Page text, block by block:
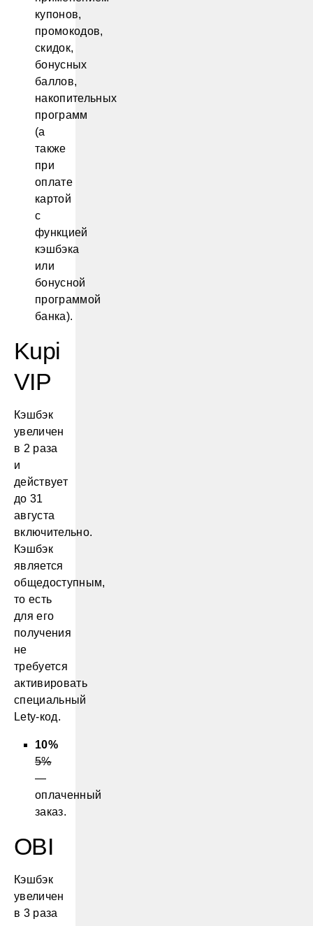
купонов,
промокодов,
скидок,
бонусных
баллов,
накопительных
программ
(а
также
при
оплате
картой
с
функцией
кэшбэка
или
бонусной
программой
банка).
Kupi
VIP
Кэшбэк
увеличен
в 2 раза
и
действует
до 31
августа
включительно.
Кэшбэк
является
общедоступным,
то есть
для его
получения
не
требуется
активировать
специальный
Lety-код.
10%
5%
—
оплаченный
заказ.
OBI
Кэшбэк
увеличен
в 3 раза